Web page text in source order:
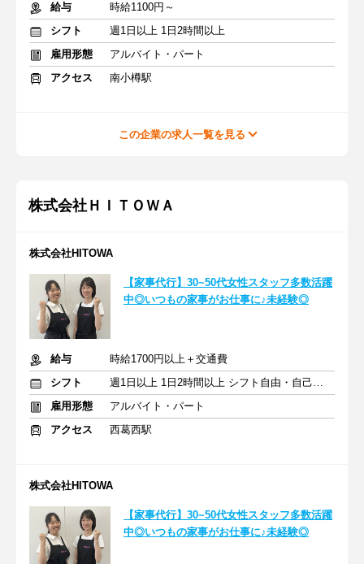
給与
時給1100円～
シフト
週1日以上 1日2時間以上
雇用形態
アルバイト・パート
アクセス
南小樽駅
この企業の求人一覧を見る
株式会社ＨＩＴＯＷＡ
株式会社HITOWA
【家事代行】30~50代女性スタッフ多数活躍
中◎いつもの家事がお仕事に♪未経験◎
給与
時給1700円以上＋交通費
シフト
週1日以上 1日2時間以上 シフト自由・自己申告
雇用形態
アルバイト・パート
アクセス
西葛西駅
株式会社HITOWA
【家事代行】30~50代女性スタッフ多数活躍
中◎いつもの家事がお仕事に♪未経験◎